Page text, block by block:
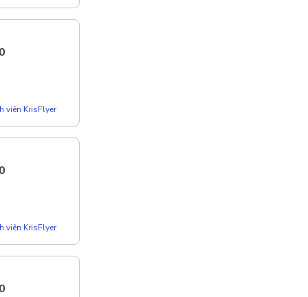
viên KrisFlyer
viên KrisFlyer